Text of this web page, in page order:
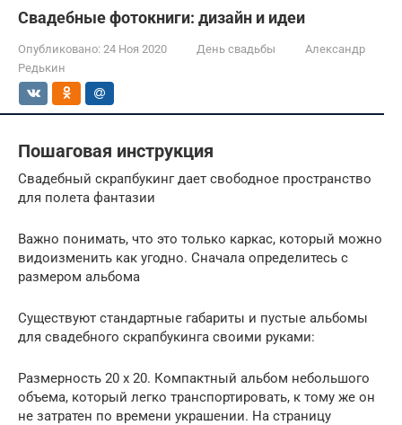
Свадебные фотокниги: дизайн и идеи
Опубликовано: 24 Ноя 2020 День свадьбы
Александр
Редькин
Пошаговая инструкция
Свадебный скрапбукинг дает свободное пространство
для полета фантазии
Важно понимать, что это только каркас, который можно
видоизменить как угодно. Сначала определитесь с
размером альбома
Существуют стандартные габариты и пустые альбомы
для свадебного скрапбукинга своими руками:
Размерность 20 х 20. Компактный альбом небольшого
объема, который легко транспортировать, к тому же он
не затратен по времени украшении. На страницу